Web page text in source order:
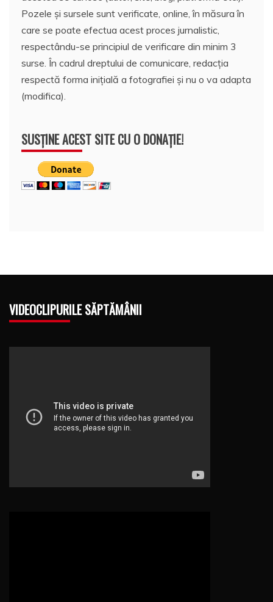
Pozele și sursele sunt verificate, online, în măsura în
care se poate efectua acest proces jurnalistic,
respectându-se principiul de verificare din minim 3
surse. În cadrul dreptului de comunicare, redacția
respectă forma inițială a fotografiei și nu o va adapta
(modifica).
SUSȚINE ACEST SITE CU O DONAȚIE!
VIDEOCLIPURILE SĂPTĂMÂNII